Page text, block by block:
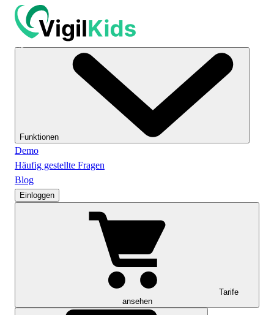
Funktionen
Demo
Häufig gestellte Fragen
Blog
Einloggen
Tarife
ansehen